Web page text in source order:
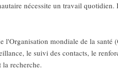
nécessite un travail quotidien.
mondiale de la santé
le suivi des contacts, le
recherche.